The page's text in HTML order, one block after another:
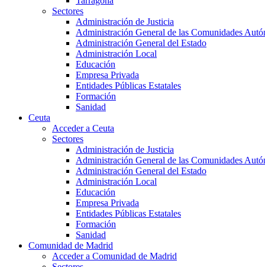
Sectores
Administración de Justicia
Administración General de las Comunidades
Administración General del Estado
Administración Local
Educación
Empresa Privada
Entidades Públicas Estatales
Formación
Sanidad
Ceuta
Acceder a Ceuta
Sectores
Administración de Justicia
Administración General de las Comunidades
Administración General del Estado
Administración Local
Educación
Empresa Privada
Entidades Públicas Estatales
Formación
Sanidad
Comunidad de Madrid
Acceder a Comunidad de Madrid